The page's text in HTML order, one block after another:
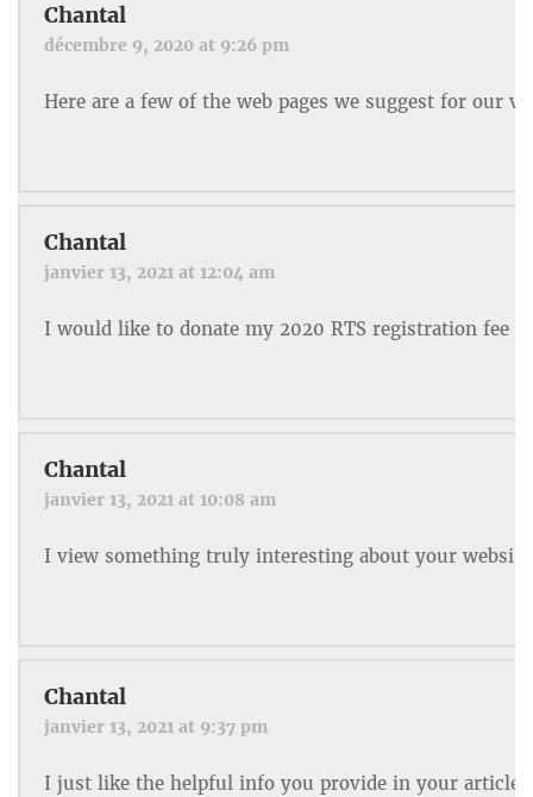
Chantal
décembre 9, 2020 at 9:26 pm
Here are a few of the web pages we suggest for our
Chantal
janvier 13, 2021 at 12:04 am
I would like to donate my 2020 RTS registration fee
Chantal
janvier 13, 2021 at 10:08 am
I view something truly interesting about your
Chantal
janvier 13, 2021 at 9:37 pm
I just like the helpful info you provide in your